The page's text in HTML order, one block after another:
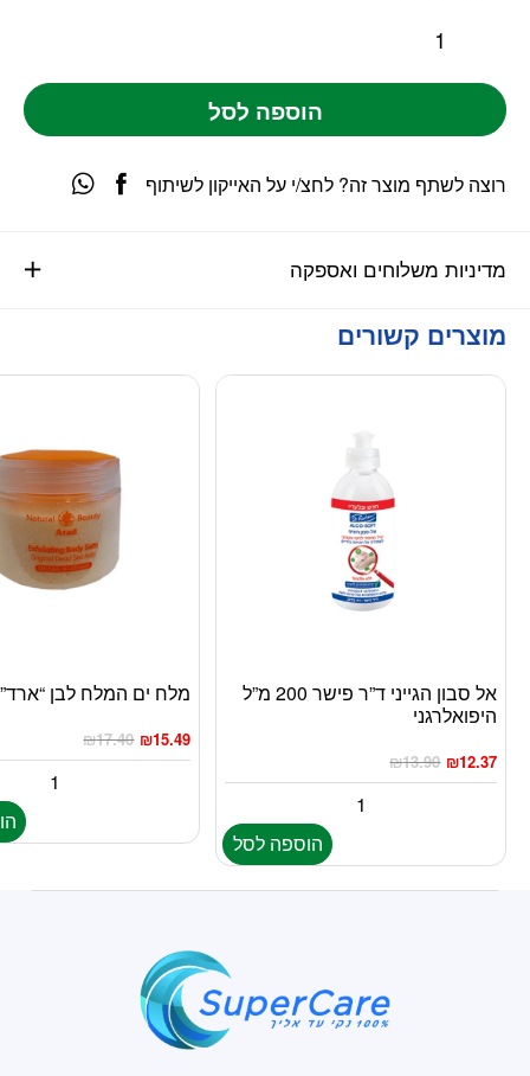
הוספה לסל
מדיניות משלוחים ואספקה
רוצה לשתף מוצר זה? לחצ/י על האייקון לשיתוף
מוצרים קשורים
אל סבון הגייני ד”ר פישר 200 מ”ל
היפואלרגני
₪13.90 ₪12.37
הוספה לסל
מלח ים המלח לבן “ארד”
₪17.40 ₪15.49